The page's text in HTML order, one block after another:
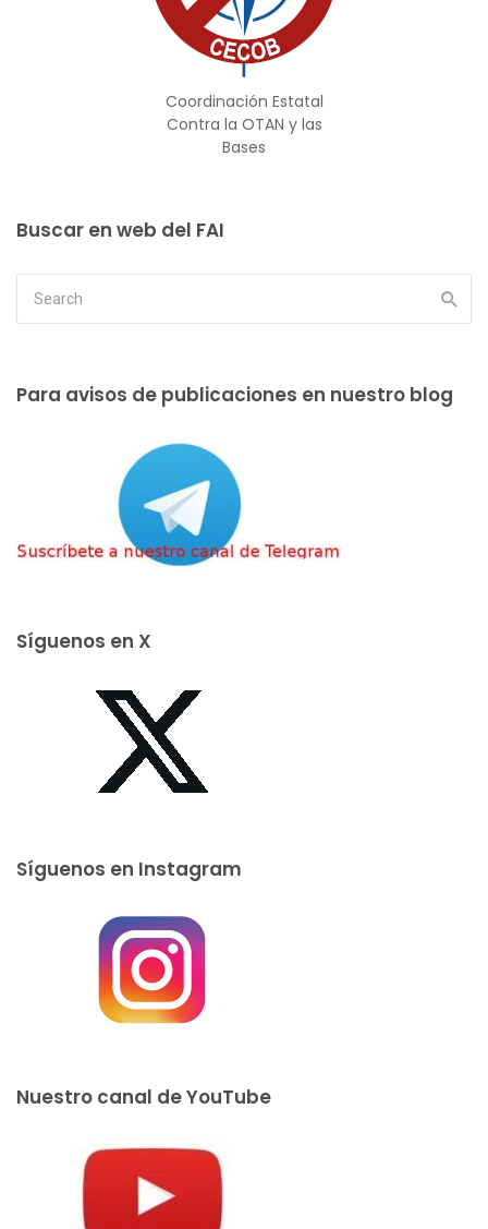
Coordinación Estatal
Contra la OTAN y las
Bases
Buscar en web del FAI
Para avisos de publicaciones en nuestro blog
Síguenos en X
Síguenos en Instagram
Nuestro canal de YouTube